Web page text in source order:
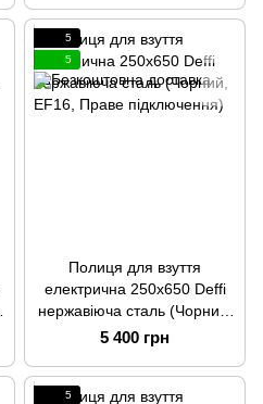
5
5
Полиця для взуття
електрична 250x650 Deffi
нержавіюча сталь (Чорний,
EF16, Праве підключення)
5 400 грн
5